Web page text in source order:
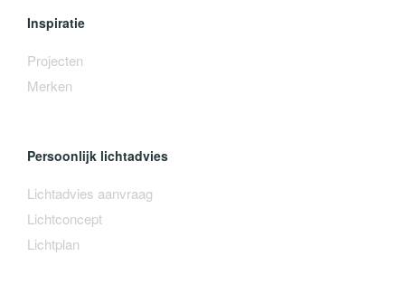
Inspiratie
Projecten
Merken
Persoonlijk lichtadvies
Lichtadvies aanvraag
Lichtconcept
Lichtplan